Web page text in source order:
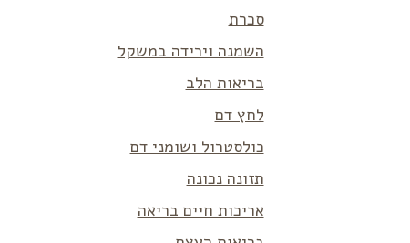
סכרת
השמנה וירידה במשקל
בריאות הלב
לחץ דם
כולסטרול ושומני דם
תזונה נכונה
אריכות חיים בריאה